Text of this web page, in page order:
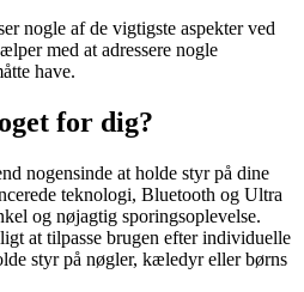
nogle af de vigtigste aspekter ved
med at adressere nogle
have.
for dig?
nogensinde at holde styr på dine
teknologi, Bluetooth og Ultra
og nøjagtig sporingsoplevelse.
at tilpasse brugen efter individuelle
styr på nøgler, kæledyr eller børns